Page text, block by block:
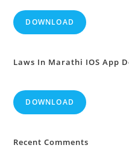
DOWNLOAD
Laws In Marathi IOS App
DOWNLOAD
Recent Comments